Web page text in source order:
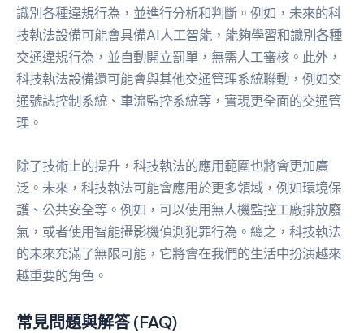
識別各種違規行為，並進行分析和判斷。例如，未來的科
技執法設備可能會具備AI人工智能，能夠學習和識別各種
交通違規行為，並自動開立罰單，無需人工審核。此外，
科技執法設備還可能會與其他交通管理系統聯動，例如交
通號誌控制系統、車流監控系統等，實現更全面的交通管
理。
除了技術上的提升，科技執法的應用範圍也將會更加廣
泛。未來，科技執法可能會應用於更多領域，例如環境保
護、公共安全等。例如，可以使用無人機監控工廠排放廢
氣，或者使用智能攝影機偵測犯罪行為。總之，科技執法
的未來充滿了無限可能，它將會在我們的生活中扮演越來
越重要的角色。
常見問題與解答 (FAQ)